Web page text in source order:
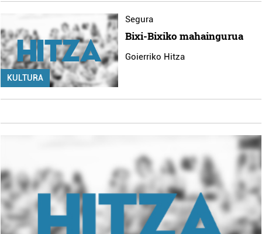
KULTURA
Segura
Bixi-Bixiko mahaingurua
Goierriko Hitza